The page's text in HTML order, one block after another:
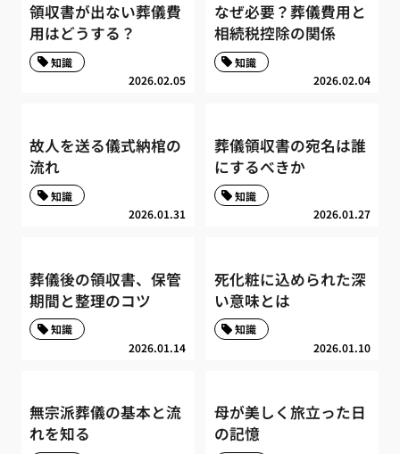
領収書が出ない葬儀費
用はどうする？
2026.02.05
知識
なぜ必要？葬儀費用と
相続税控除の関係
2026.02.04
知識
故人を送る儀式納棺の
流れ
2026.01.31
知識
葬儀領収書の宛名は誰
にするべきか
2026.01.27
知識
葬儀後の領収書、保管
期間と整理のコツ
2026.01.14
知識
死化粧に込められた深
い意味とは
2026.01.10
知識
無宗派葬儀の基本と流
れを知る
母が美しく旅立った日
の記憶